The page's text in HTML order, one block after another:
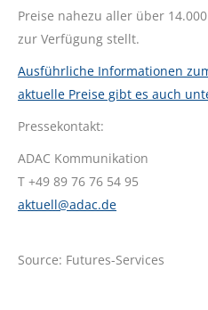
Preise nahezu aller über
zur Verfügung stellt.
Ausführliche Informationen
aktuelle Preise gibt es auch
Pressekontakt:
ADAC Kommunikation
T +49 89 76 76 54 95
aktuell@adac.de
Source: Futures-Services